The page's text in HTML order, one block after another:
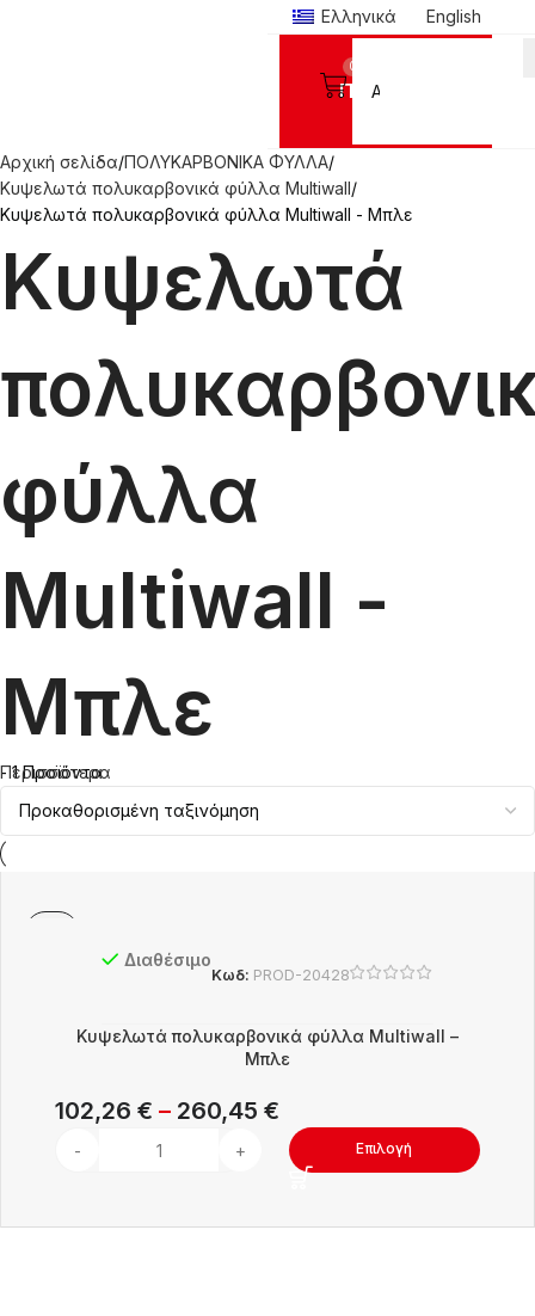
Ελληνικά English
Προϊόντα
0
Αρχική σελίδα ΠΟΛΥΚΑΡΒΟΝΙΚΑ ΦΥΛΛΑ
Κυψελωτά πολυκαρβονικά φύλλα Multiwall
Κυψελωτά πολυκαρβονικά φύλλα Multiwall - Μπλε
Κυψελωτά
φύλλα
Multiwall -
Μπλε
- 1 Προϊόντα
Περισσότερα
Διαθέσιμο
Κωδ: PROD-20428
Κυψελωτά πολυκαρβονικά φύλλα Multiwall –
Μπλε
102,26 € – 260,45 €
Επιλογή